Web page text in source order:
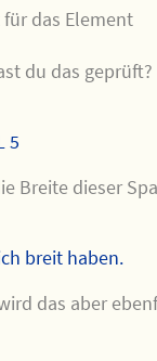
das Element
du das
5
Breite dieser
breit haben.
das aber